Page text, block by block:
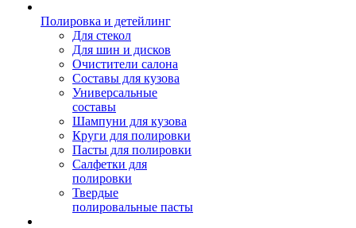
Полировка и детейлинг
Для стекол
Для шин и дисков
Очистители салона
Составы для кузова
Универсальные
составы
Шампуни для кузова
Круги для полировки
Пасты для полировки
Салфетки для
полировки
Твердые
полировальные пасты